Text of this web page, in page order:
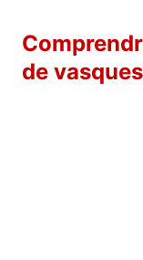
de vasques